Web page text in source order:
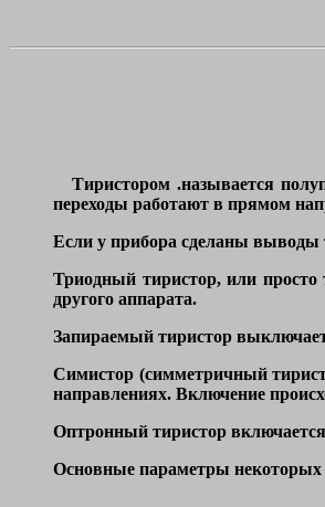
Тиристором .называется
переходы работают в прямом
Если у прибора сделаны выводы
Триодный тиристор, или
другого аппарата.
Запираемый тиристор
Симистор (симметричный
направлениях. Включение
Оптронный тиристор
Основные параметры некоторых